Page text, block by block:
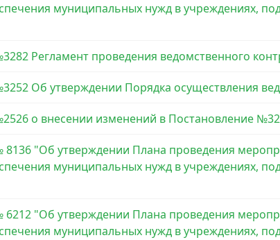
муниципальных нужд в учреждениях,
Регламент проведения ведомственного
Об утверждении Порядка осуществления
о внесении изменений в Постановление
8136 "Об утверждении Плана проведения
муниципальных нужд в учреждениях,
6212 "Об утверждении Плана проведения
муниципальных нужд в учреждениях,